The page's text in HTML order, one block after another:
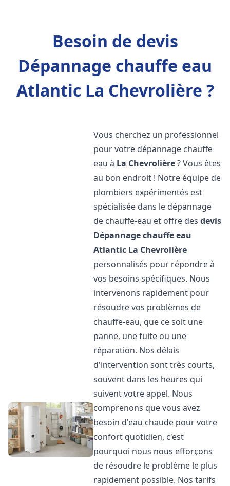
Besoin de devis
Dépannage chauffe eau
Atlantic La Chevrolière ?
Vous cherchez un professionnel
pour votre dépannage chauffe
eau à La Chevrolière? Vous êtes
au bon endroit ! Notre équipe de
plombiers expérimentés est
spécialisée dans le dépannage
de chauffe-eau et offre desdevis
Dépannage chauffe eau
Atlantic La Chevrolière
personnalisés pour répondre à
vos besoins spécifiques. Nous
intervenons rapidement pour
résoudre vos problèmes de
chauffe-eau, que ce soit une
panne, une fuite ou une
réparation. Nos délais
d'intervention sont très courts,
souvent dans les heures qui
suivent votre appel. Nous
comprenons que vous avez
besoin d'eau chaude pour votre
confort quotidien, c'est
pourquoi nous nous efforçons
de résoudre le problème le plus
rapidement possible. Nos tarifs